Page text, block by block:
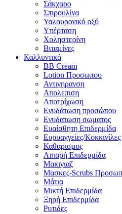
Σάκχαρο
Σπιρουλίνα
Υαλουρονικό οξύ
Υπέρταση
Χοληστερίνη
Βιταμίνες
Καλλυντικά
BB Cream
Lotion Προσωπου
Αντιγηρανση
Απολεπιση
Αποτρίχωση
Ενυδάτωση προσώπου
Ενυδατωση σωματος
Ευαίσθητη Επιδερμίδα
Ευρυαγγείες/Κοκκινίλες
Καθαρισμος
Λιπαρή Επιδερμίδα
Μακιγιαζ
Μασκες-Scrubs
Μάτια
Μικτή Επιδερμίδα
Ξηρή Επιδερμίδα
Ρυτιδες